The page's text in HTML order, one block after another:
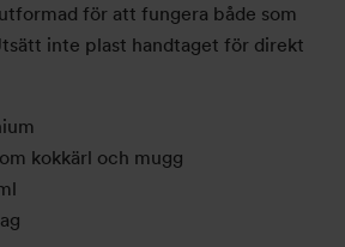
för att fungera både som
inte plast handtaget för direkt
kokkärl och mugg